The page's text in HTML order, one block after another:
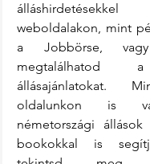
weboldalakon, mint
a Jobbörse,
megtalálhatod
állásajánlatokat.
oldalunkon is
németországi
bookokkal is